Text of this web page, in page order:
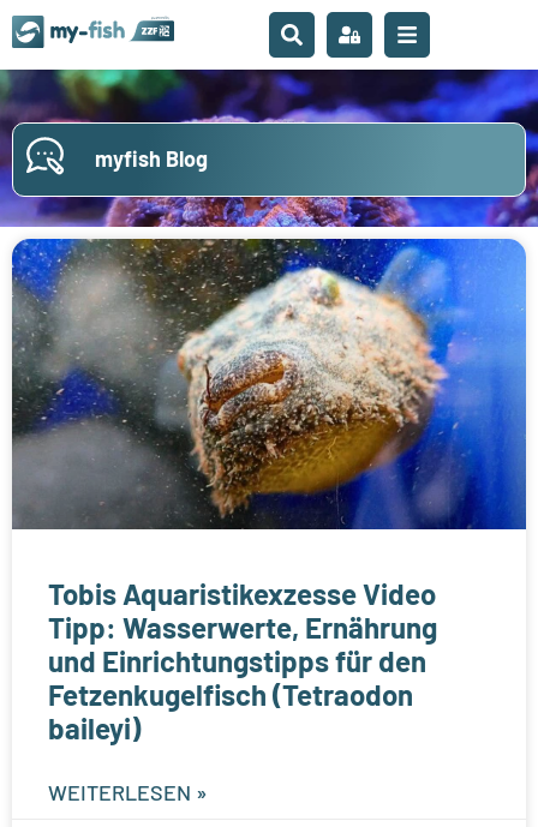
myfish Blog
Tobis Aquaristikexzesse Video
Tipp: Wasserwerte, Ernährung
und Einrichtungstipps für den
Fetzenkugelfisch (Tetraodon
baileyi)
WEITERLESEN »